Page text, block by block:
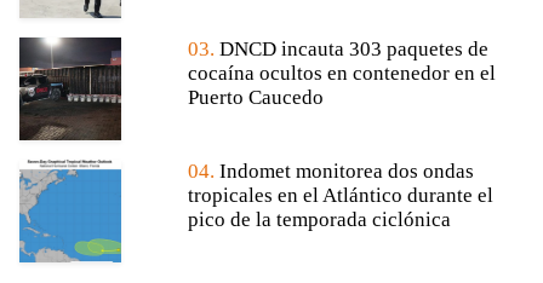
03. DNCD incauta 303 paquetes de
cocaína ocultos en contenedor en el
Puerto Caucedo
04. Indomet monitorea dos ondas
tropicales en el Atlántico durante el
pico de la temporada ciclónica